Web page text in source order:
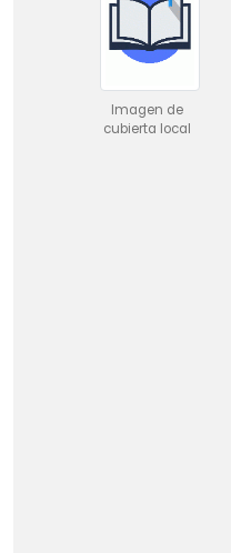
Imagen de
cubierta local